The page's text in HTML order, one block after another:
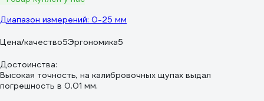
Диапазон измерений: 0-25 мм
Цена/качество5Эргономика5
Достоинства:
Высокая точность, на калибровочных щупах выдал
погрешность в 0.01 мм.